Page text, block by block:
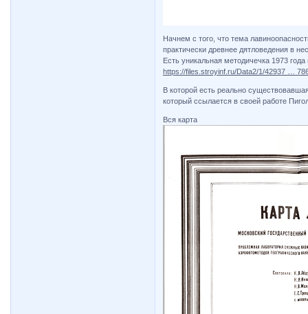
Начнем с того, что тема
практически древнее дятловедения в
Есть уникальная методичечка 1973 года
https://files.stroyinf.ru/Data2/1/42937 …
В которой есть реально
который ссылается в своей работе
Вся карта